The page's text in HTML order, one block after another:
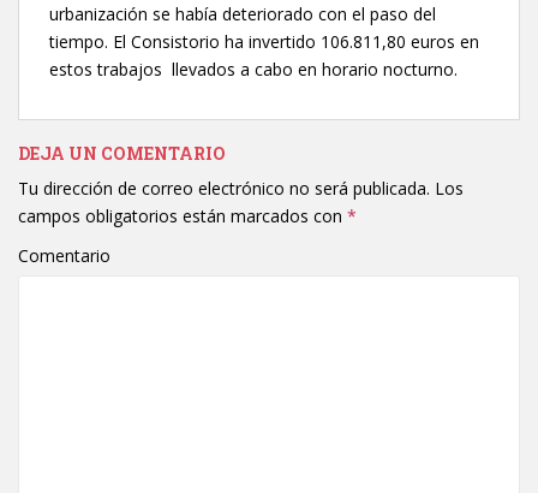
urbanización se había deteriorado con el paso del
tiempo. El Consistorio ha invertido 106.811,80 euros en
estos trabajos llevados a cabo en horario nocturno.
DEJA UN COMENTARIO
Tu dirección de correo electrónico no será publicada. Los
campos obligatorios están marcados con *
Comentario